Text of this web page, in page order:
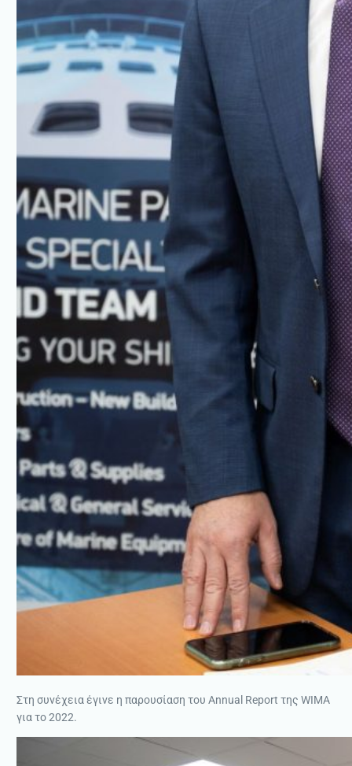
Στη συνέχεια έγινε η παρουσίαση του Annual Report της WIMA
για το 2022.